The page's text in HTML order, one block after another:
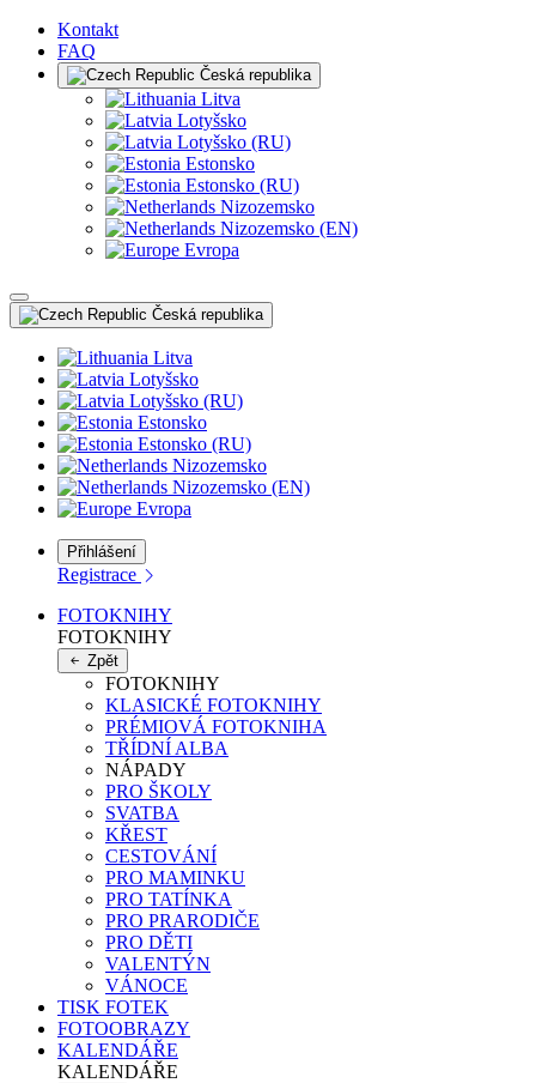
Kontakt
FAQ
Česká republika
Litva
Lotyšsko
Lotyšsko (RU)
Estonsko
Estonsko (RU)
Nizozemsko
Nizozemsko (EN)
Evropa
Česká republika
Litva
Lotyšsko
Lotyšsko (RU)
Estonsko
Estonsko (RU)
Nizozemsko
Nizozemsko (EN)
Evropa
Přihlášení
Registrace
FOTOKNIHY
FOTOKNIHY
Zpět
FOTOKNIHY
KLASICKÉ FOTOKNIHY
PRÉMIOVÁ FOTOKNIHA
TŘÍDNÍ ALBA
NÁPADY
PRO ŠKOLY
SVATBA
KŘEST
CESTOVÁNÍ
PRO MAMINKU
PRO TATÍNKA
PRO PRARODIČE
PRO DĚTI
VALENTÝN
VÁNOCE
TISK FOTEK
FOTOOBRAZY
KALENDÁŘE
KALENDÁŘE